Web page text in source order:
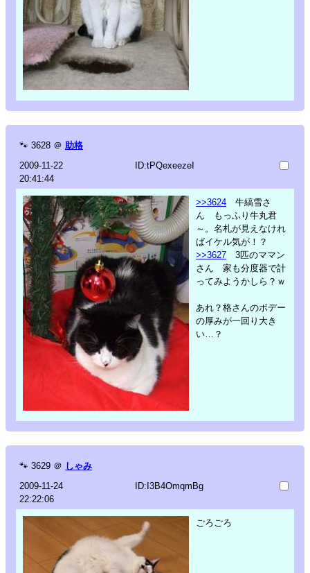
🐾 3628 ＠ 助格
2009-11-22
20:41:44
ID:tPQexeezeI
>>3624 牛縞雪さ
ん もっふり牛丸君
～。名札が見えなけれ
ばイケル気が！？
>>3627 3匹のママン
さん 家も分度器で計
ってみようかしら？ｗ
あれ？格さんのボデー
の厚みが一回り大き
い…？
🐾 3629 ＠ しゃみ
2009-11-24
22:22:06
ID:I3B4OmqmBg
ごろごろ